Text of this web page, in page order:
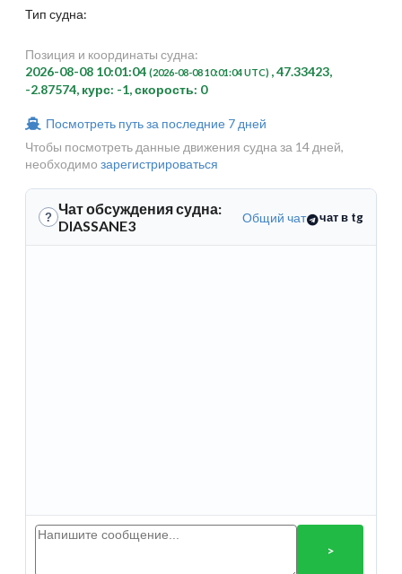
Тип судна:
Позиция и координаты судна:
2026-08-08 10:01:04 (2026-08-08 10:01:04 UTC) , 47.33423,
-2.87574, курс: -1, скорость: 0
Посмотреть путь за последние 7 дней
Чтобы посмотреть данные движения судна за 14 дней,
необходимо зарегистрироваться
? Чат обсуждения судна:
DIASSANE3
Общий чат чат в tg
>